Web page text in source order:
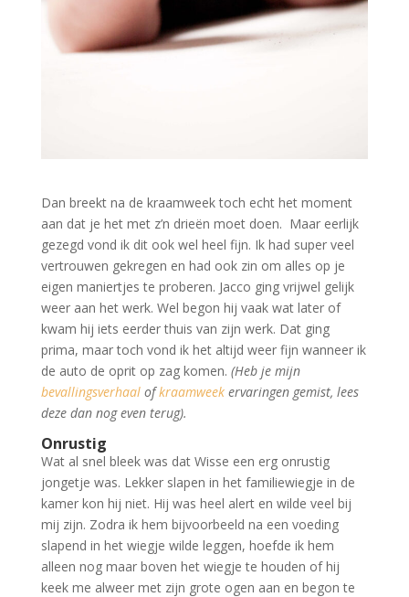
Dan breekt na de kraamweek toch echt het moment
aan dat je het met z’n drieën moet doen. Maar eerlijk
gezegd vond ik dit ook wel heel fijn. Ik had super veel
vertrouwen gekregen en had ook zin om alles op je
eigen maniertjes te proberen. Jacco ging vrijwel gelijk
weer aan het werk. Wel begon hij vaak wat later of
kwam hij iets eerder thuis van zijn werk. Dat ging
prima, maar toch vond ik het altijd weer fijn wanneer ik
de auto de oprit op zag komen. (Heb je mijn
bevallingsverhaalofkraamweekervaringen gemist, lees
deze dan nog even terug).
Onrustig
Wat al snel bleek was dat Wisse een erg onrustig
jongetje was. Lekker slapen in het familiewiegje in de
kamer kon hij niet. Hij was heel alert en wilde veel bij
mij zijn. Zodra ik hem bijvoorbeeld na een voeding
slapend in het wiegje wilde leggen, hoefde ik hem
alleen nog maar boven het wiegje te houden of hij
keek me alweer met zijn grote ogen aan en begon te